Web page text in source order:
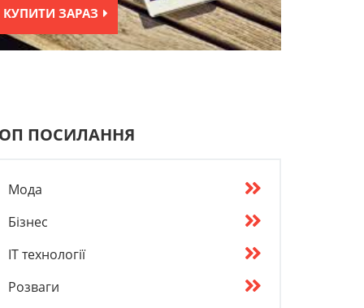
КУПИТИ ЗАРАЗ
ПОСИЛАННЯ
Мода
Бізнес
IT технології
Розваги